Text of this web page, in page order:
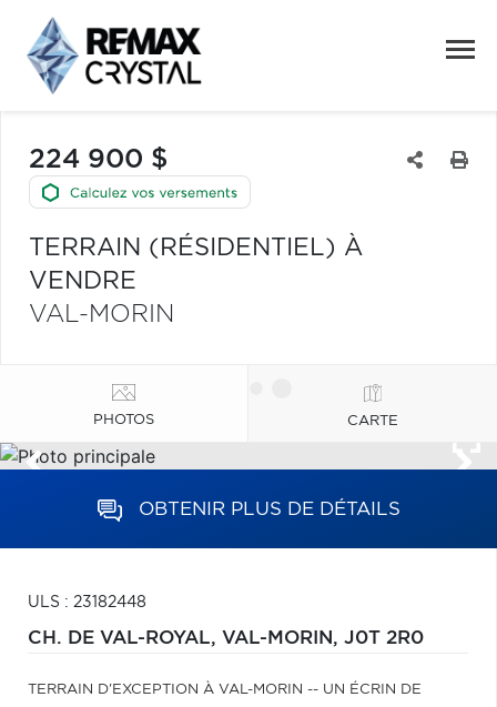
224 900 $
TERRAIN (RÉSIDENTIEL) À
VENDRE
VAL-MORIN
PHOTOS CARTE
OBTENIR PLUS DE DÉTAILS
ULS : 23182448
CH. DE VAL-ROYAL, VAL-MORIN, J0T 2R0
TERRAIN D'EXCEPTION À VAL-MORIN -- UN ÉCRIN DE